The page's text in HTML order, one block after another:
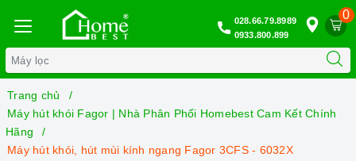
0
028.66.79.8989
0933.800.899
Trang chủ
Máy hút khói Fagor | Nhà Phân Phối Homebest Cam Kết Chính
Hãng
Máy hút khói, hút mùi kính ngang Fagor 3CFS - 6032X